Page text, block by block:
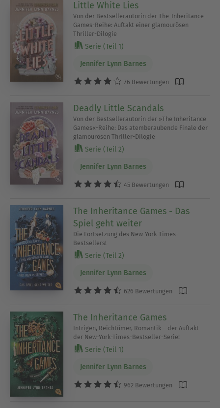
Little White Lies
Von der Bestsellerautorin der The-Inheritance-
Games-Reihe: Auftakt einer glamourösen
Thriller-Dilogie
Serie (Teil 1)
Jennifer Lynn Barnes
76 Bewertungen
Deadly Little Scandals
Von der Bestsellerautorin der »The Inheritance
Games«-Reihe: Das atemberaubende Finale der
glamourösen Thriller-Dilogie
Serie (Teil 2)
Jennifer Lynn Barnes
45 Bewertungen
The Inheritance Games - Das
Spiel geht weiter
Die Fortsetzung des New-York-Times-
Bestsellers!
Serie (Teil 2)
Jennifer Lynn Barnes
626 Bewertungen
The Inheritance Games
Intrigen, Reichtümer, Romantik – der Auftakt
der New-York-Times-Bestseller-Serie!
Serie (Teil 1)
Jennifer Lynn Barnes
962 Bewertungen